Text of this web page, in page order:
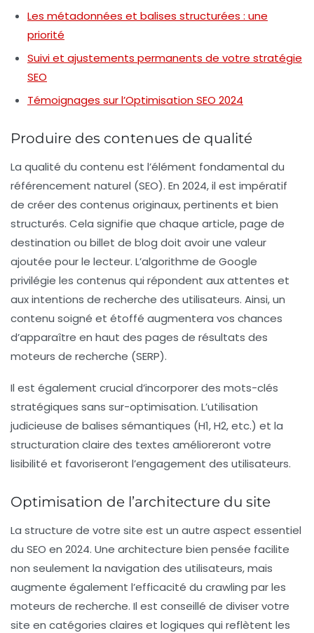
Les métadonnées et balises structurées : une
priorité
Suivi et ajustements permanents de votre stratégie
SEO
Témoignages sur l’Optimisation SEO 2024
Produire des contenues de qualité
La qualité du contenu est l’élément fondamental du
référencement naturel (SEO). En 2024, il est impératif
de créer des contenus originaux, pertinents et bien
structurés. Cela signifie que chaque article, page de
destination ou billet de blog doit avoir une valeur
ajoutée pour le lecteur. L’algorithme de Google
privilégie les contenus qui répondent aux attentes et
aux intentions de recherche des utilisateurs. Ainsi, un
contenu soigné et étoffé augmentera vos chances
d’apparaître en haut des pages de résultats des
moteurs de recherche (SERP).
Il est également crucial d’incorporer des mots-clés
stratégiques sans sur-optimisation. L’utilisation
judicieuse de balises sémantiques (H1, H2, etc.) et la
structuration claire des textes amélioreront votre
lisibilité et favoriseront l’engagement des utilisateurs.
Optimisation de l’architecture du site
La structure de votre site est un autre aspect essentiel
du SEO en 2024. Une architecture bien pensée facilite
non seulement la navigation des utilisateurs, mais
augmente également l’efficacité du crawling par les
moteurs de recherche. Il est conseillé de diviser votre
site en catégories claires et logiques qui reflètent les